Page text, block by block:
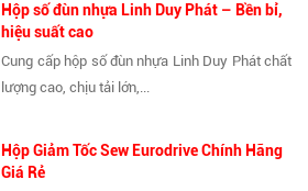
Hộp số đùn nhựa Linh Duy Phát – Bền bỉ,
hiệu suất cao
Cung cấp hộp số đùn nhựa Linh Duy Phát chất
lượng cao, chịu tải lớn,...
Hộp Giảm Tốc Sew Eurodrive Chính Hãng
Giá Rẻ